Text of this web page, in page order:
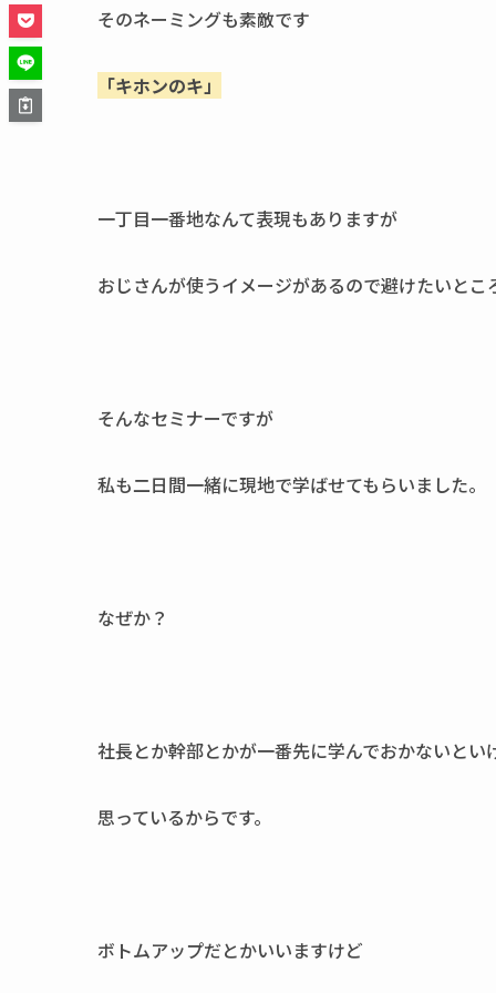
そのネーミングも素敵です
「キホンのキ」
一丁目一番地なんて表現もありますが
おじさんが使うイメージがあるので避けたいとこ
そんなセミナーですが
私も二日間一緒に現地で学ばせてもらいました。
なぜか？
社長とか幹部とかが一番先に学んでおかないとい
思っているからです。
ボトムアップだとかいいますけど